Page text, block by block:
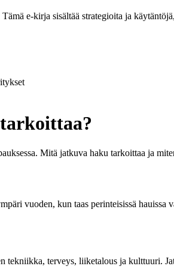
e-kirja sisältää strategioita ja
Mitä jatkuva haku tarkoittaa ja
vuoden, kun taas perinteisissä hauissa
terveys, liiketalous ja kulttuuri.